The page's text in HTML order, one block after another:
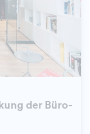
der Büro-